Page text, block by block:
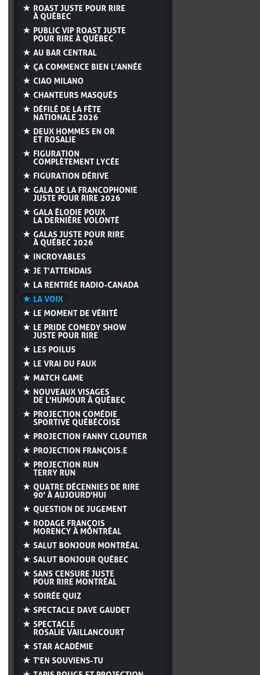
ROAST JUSTE POUR RIRE
À QUÉBEC
PUBLIC VIP ROAST JUSTE
POUR RIRE À QUÉBEC
AU BAR CENTRAL
ÇA COMMENCE BIEN L'ANNÉE
CIAO MILANO
CHANTEURS MASQUÉS
DÉFILÉ DE LA FÊTE
NATIONALE 2026
DEUX HOMMES EN OR
ET ROSALIE
FIGURATION
COMPLÈTEMENT LYCÉE
FIGURATION DÉRIVE
GALA DE LA FRANCOPHONIE
JUSTE POUR RIRE 2026
GALA ÉLODIE POUX
LA DERNIÈRE VOLONTÉ
GALAS JUSTE POUR RIRE
À QUÉBEC 2026
INCROYABLES
JE T'ATTENDAIS
LA RENTRÉE RADIO-CANADA
LA VOIX
LE MOMENT DE VÉRITÉ
LE PRIDE COMEDY SHOW
JUSTE POUR RIRE
LES POILUS
LE VRAI DU FAUX
MATCH GAME
NOUVEAUX VISAGES
DE L'HUMOUR À QUÉBEC
PROJECTION COMÉDIE
SPORTIVE QUÉBÉCOISE
PROJECTION FANNY CLOUTIER
PROJECTION FRANÇOIS.E
PROJECTION RUN
TERRY RUN
QUATRE DÉCENNIES DE RIRE
90' À AUJOURD'HUI
QUESTION DE JUGEMENT
RODAGE FRANÇOIS
MORENCY À MONTRÉAL
SALUT BONJOUR MONTRÉAL
SALUT BONJOUR QUÉBEC
SANS CENSURE JUSTE
POUR RIRE MONTRÉAL
SOIRÉE QUIZ
SPECTACLE DAVE GAUDET
SPECTACLE
ROSALIE VAILLANCOURT
STAR ACADÉMIE
T'EN SOUVIENS-TU